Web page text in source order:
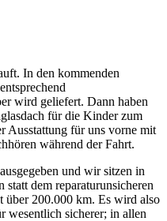
In den kommenden
wird geliefert. Dann haben
für die Kinder zum
Ausstattung für uns vorne mit
während der Fahrt.
und wir sitzen in
dem reparaturunsicheren
über 200.000 km. Es wird also
wesentlich sicherer; in allen